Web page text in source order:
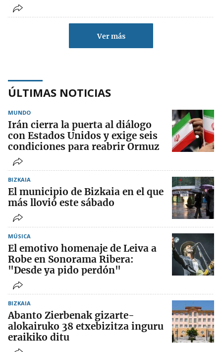
Ver más
ÚLTIMAS NOTICIAS
MUNDO
Irán cierra la puerta al diálogo
con Estados Unidos y exige seis
condiciones para reabrir Ormuz
BIZKAIA
El municipio de Bizkaia en el que
más llovió este sábado
MÚSICA
El emotivo homenaje de Leiva a
Robe en Sonorama Ribera:
"Desde ya pido perdón"
BIZKAIA
Abanto Zierbenak gizarte-
alokairuko 38 etxebizitza inguru
eraikiko ditu